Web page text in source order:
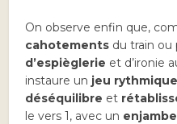
On observe enfin que,
cahotements du train
d’espièglerie et d’ironie
instaure un jeu rythmique
déséquilibre et
le vers 1, avec un